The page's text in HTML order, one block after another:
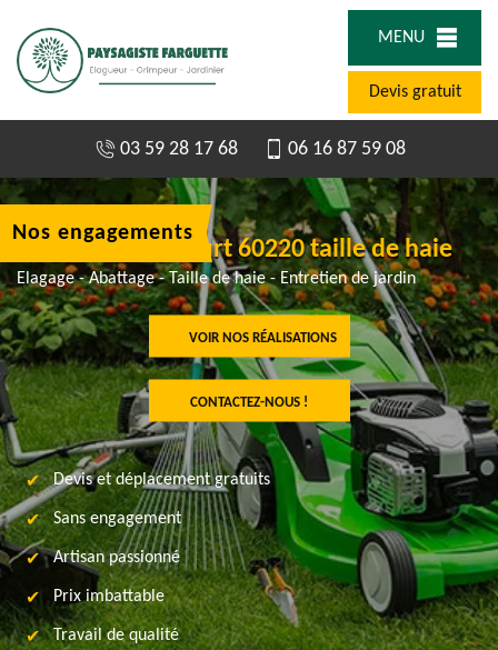
MENU
Devis gratuit
03 59 28 17 68 06 16 87 59 08
Elagueur Omecourt 60220 taille de haie
Elagage - Abattage - Taille de haie - Entretien de jardin
VOIR NOS RÉALISATIONS
CONTACTEZ-NOUS !
Nos engagements
Devis et déplacement gratuits
Sans engagement
Artisan passionné
Prix imbattable
Travail de qualité